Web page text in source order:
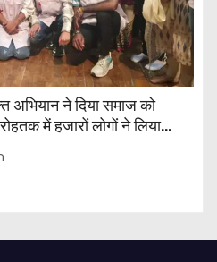
अभियान ने दिया समाज को
में हजारों लोगों ने लिया